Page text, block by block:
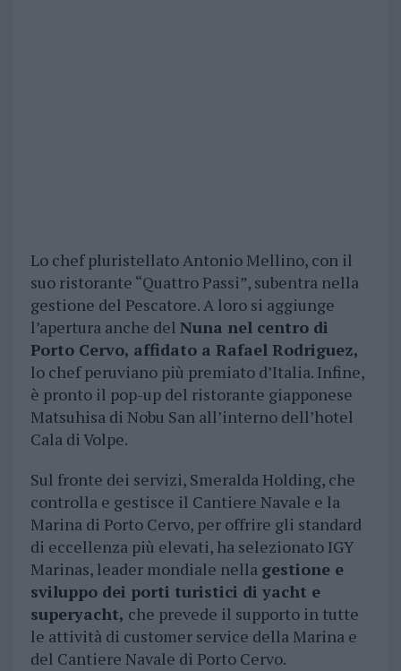
Lo chef pluristellato Antonio Mellino, con il
suo ristorante “Quattro Passi”, subentra nella
gestione del Pescatore. A loro si aggiunge
l’apertura anche del Nuna nel centro di
Porto Cervo, affidato a Rafael Rodriguez,
lo chef peruviano più premiato d’Italia. Infine,
è pronto il pop-up del ristorante giapponese
Matsuhisa di Nobu San all’interno dell’hotel
Cala di Volpe.
Sul fronte dei servizi, Smeralda Holding, che
controlla e gestisce il Cantiere Navale e la
Marina di Porto Cervo, per offrire gli standard
di eccellenza più elevati, ha selezionato IGY
Marinas, leader mondiale nella gestione e
sviluppo dei porti turistici di yacht e
superyacht, che prevede il supporto in tutte
le attività di customer service della Marina e
del Cantiere Navale di Porto Cervo.